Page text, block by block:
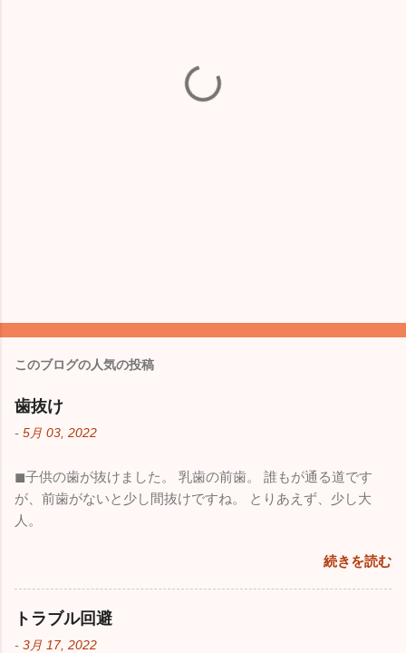
このブログの人気の投稿
歯抜け
- 5月 03, 2022
◼︎子供の歯が抜けました。 乳歯の前歯。 誰もが通る道です
が、前歯がないと少し間抜けですね。 とりあえず、少し大
人。
続きを読む
トラブル回避
- 3月 17, 2022